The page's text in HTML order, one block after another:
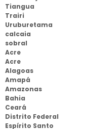
Tiangua
Trairi
Uruburetama
calcaia
sobral
Acre
Acre
Alagoas
Amapá
Amazonas
Bahia
Ceará
Distrito Federal
Espírito Santo